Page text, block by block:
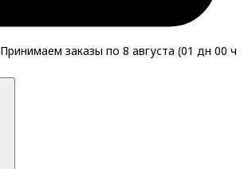
Принимаем заказы по 8 августа (01 дн 00 ч